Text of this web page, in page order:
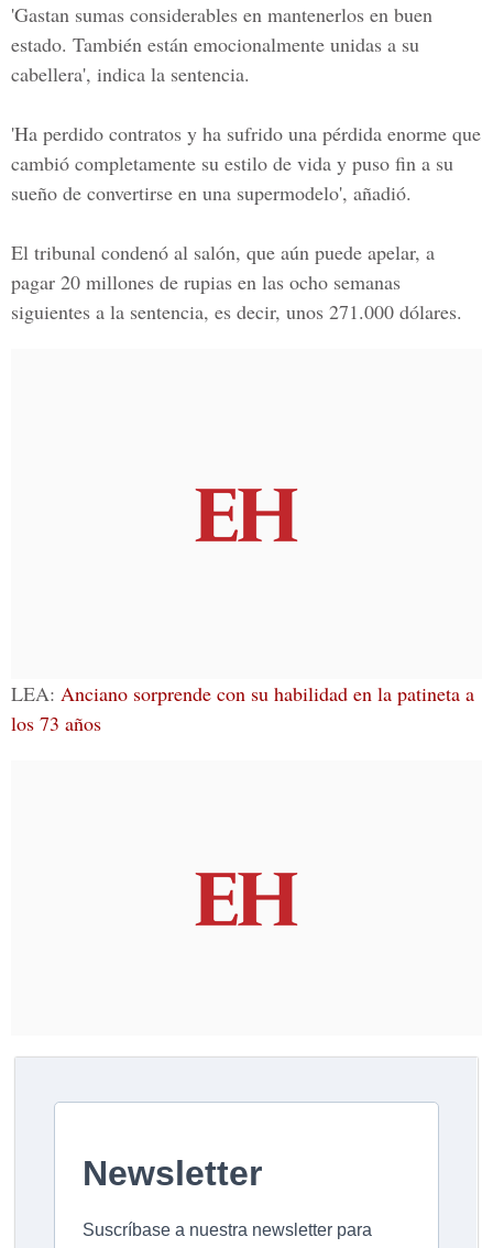
'Gastan sumas considerables en mantenerlos en buen
estado. También están emocionalmente unidas a su
cabellera', indica la sentencia.
'Ha perdido contratos y ha sufrido una pérdida enorme que
cambió completamente su estilo de vida y puso fin a su
sueño de convertirse en una supermodelo', añadió.
El tribunal condenó al salón, que aún puede apelar, a
pagar 20 millones de rupias en las ocho semanas
siguientes a la sentencia, es decir, unos 271.000 dólares.
LEA: Anciano sorprende con su habilidad en la patineta a
los 73 años